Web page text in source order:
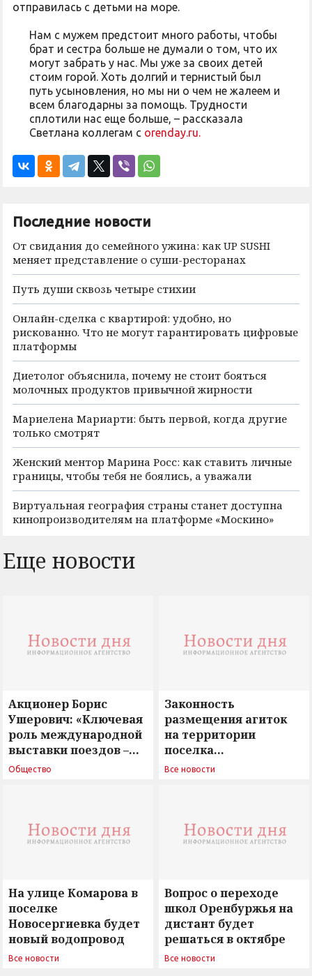
отправилась с детьми на море.
Нам с мужем предстоит много работы, чтобы
брат и сестра больше не думали о том, что их
могут забрать у нас. Мы уже за своих детей
стоим горой. Хоть долгий и тернистый был
путь усыновления, но мы ни о чем не жалеем и
всем благодарны за помощь. Трудности
сплотили нас еще больше, – рассказала
Светлана коллегам с orenday.ru.
Последние новости
От свидания до семейного ужина: как UP SUSHI
меняет представление о суши-ресторанах
Путь души сквозь четыре стихии
Онлайн-сделка с квартирой: удобно, но
рискованно. Что не могут гарантировать цифровые
платформы
Диетолог объяснила, почему не стоит бояться
молочных продуктов привычной жирности
Мариелена Мариарти: быть первой, когда другие
только смотрят
Женский ментор Марина Росс: как ставить личные
границы, чтобы тебя не боялись, а уважали
Виртуальная география страны станет доступна
кинопроизводителям на платформе «Москино»
Еще новости
Акционер Борис
Ушерович: «Ключевая
роль международной
выставки поездов –
поиск ответов на
Общество
Законность
размещения агиток
на территории
поселка
Новосергиевка
Все новости
На улице Комарова в
поселке
Новосергиевка будет
новый водопровод
Все новости
Вопрос о переходе
школ Оренбуржья на
дистант будет
решаться в октябре
Все новости